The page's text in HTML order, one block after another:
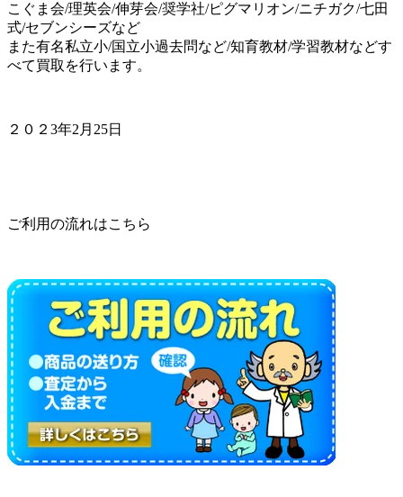
こぐま会/理英会/伸芽会/奨学社/ピグマリオン/ニチガク/七田
式/セブンシーズなど
また有名私立小/国立小過去問など/知育教材/学習教材などす
べて買取を行います。
２０２3年2月25日
ご利用の流れはこちら